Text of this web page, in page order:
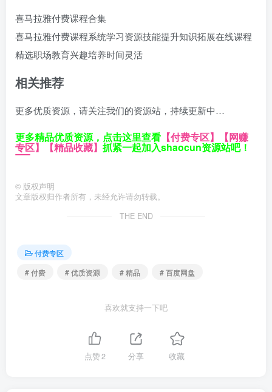
喜马拉雅付费课程合集
喜马拉雅付费课程系统学习资源技能提升知识拓展在线课程
精选职场教育兴趣培养时间灵活
相关推荐
更多优质资源，请关注我们的资源站，持续更新中…
更多精品优质资源，点击这里查看 【付费专区】 【网赚
专区】 【精品收藏】 抓紧一起加入shaocun资源站吧！
© 版权声明
文章版权归作者所有，未经允许请勿转载。
THE END
付费专区
# 付费
# 优质资源 # 精品 # 百度网盘
喜欢就支持一下吧
点赞2 分享 收藏